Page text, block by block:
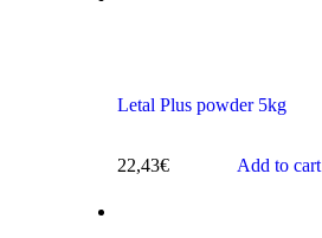
Letal Plus powder 5kg
22,43€ Add to cart